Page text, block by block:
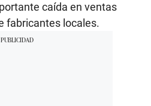
caída en ventas
fabricantes locales.